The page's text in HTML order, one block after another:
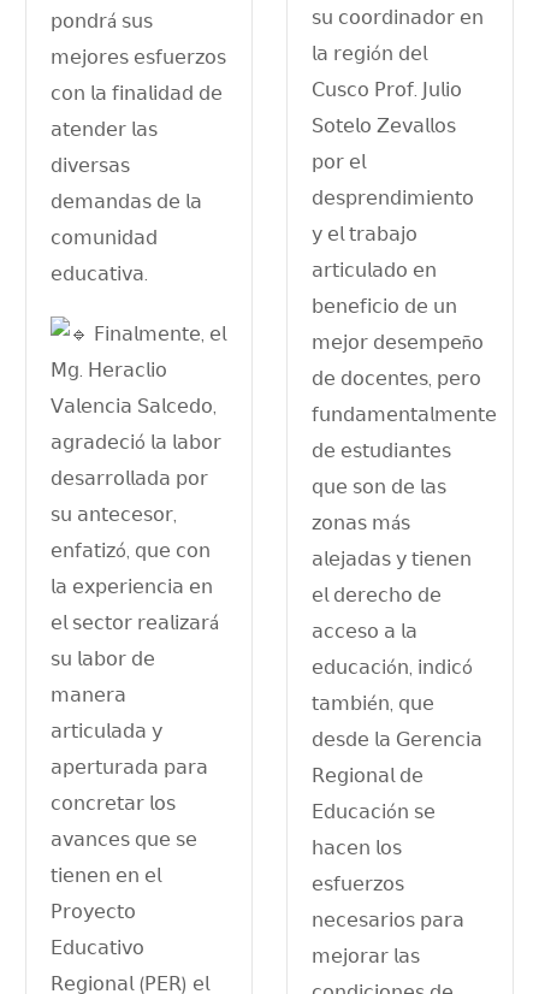
𝗉𝗈𝗇𝖽𝗋á 𝗌𝗎𝗌
𝗆𝖾𝗃𝗈𝗋𝖾𝗌 𝖾𝗌𝖿𝗎𝖾𝗋𝗓𝗈𝗌
𝖼𝗈𝗇 𝗅𝖺 𝖿𝗂𝗇𝖺𝗅𝗂𝖽𝖺𝖽 𝖽𝖾
𝖺𝗍𝖾𝗇𝖽𝖾𝗋 𝗅𝖺𝗌
𝖽𝗂𝗏𝖾𝗋𝗌𝖺𝗌
𝖽𝖾𝗆𝖺𝗇𝖽𝖺𝗌 𝖽𝖾 𝗅𝖺
𝖼𝗈𝗆𝗎𝗇𝗂𝖽𝖺𝖽
𝖾𝖽𝗎𝖼𝖺𝗍𝗂𝗏𝖺.
𝖥𝗂𝗇𝖺𝗅𝗆𝖾𝗇𝗍𝖾, 𝖾𝗅
𝖬𝗀. 𝖧𝖾𝗋𝖺𝖼𝗅𝗂𝗈
𝖵𝖺𝗅𝖾𝗇𝖼𝗂𝖺 𝖲𝖺𝗅𝖼𝖾𝖽𝗈,
𝖺𝗀𝗋𝖺𝖽𝖾𝖼𝗂ó 𝗅𝖺 𝗅𝖺𝖻𝗈𝗋
𝖽𝖾𝗌𝖺𝗋𝗋𝗈𝗅𝗅𝖺𝖽𝖺 𝗉𝗈𝗋
𝗌𝗎 𝖺𝗇𝗍𝖾𝖼𝖾𝗌𝗈𝗋,
𝖾𝗇𝖿𝖺𝗍𝗂𝗓ó, 𝗊𝗎𝖾 𝖼𝗈𝗇
𝗅𝖺 𝖾𝗑𝗉𝖾𝗋𝗂𝖾𝗇𝖼𝗂𝖺 𝖾𝗇
𝖾𝗅 𝗌𝖾𝖼𝗍𝗈𝗋 𝗋𝖾𝖺𝗅𝗂𝗓𝖺𝗋á
𝗌𝗎 𝗅𝖺𝖻𝗈𝗋 𝖽𝖾
𝗆𝖺𝗇𝖾𝗋𝖺
𝖺𝗋𝗍𝗂𝖼𝗎𝗅𝖺𝖽𝖺 𝗒
𝖺𝗉𝖾𝗋𝗍𝗎𝗋𝖺𝖽𝖺 𝗉𝖺𝗋𝖺
𝖼𝗈𝗇𝖼𝗋𝖾𝗍𝖺𝗋 𝗅𝗈𝗌
𝖺𝗏𝖺𝗇𝖼𝖾𝗌 𝗊𝗎𝖾 𝗌𝖾
𝗍𝗂𝖾𝗇𝖾𝗇 𝖾𝗇 𝖾𝗅
𝖯𝗋𝗈𝗒𝖾𝖼𝗍𝗈
𝖤𝖽𝗎𝖼𝖺𝗍𝗂𝗏𝗈
𝖱𝖾𝗀𝗂𝗈𝗇𝖺𝗅 (𝖯𝖤𝖱) 𝖾𝗅
𝗌𝗎 𝖼𝗈𝗈𝗋𝖽𝗂𝗇𝖺𝖽𝗈𝗋 𝖾𝗇
𝗅𝖺 𝗋𝖾𝗀𝗂ó𝗇 𝖽𝖾𝗅
𝖢𝗎𝗌𝖼𝗈 𝖯𝗋𝗈𝖿. 𝖩𝗎𝗅𝗂𝗈
𝖲𝗈𝗍𝖾𝗅𝗈 𝖹𝖾𝗏𝖺𝗅𝗅𝗈𝗌
𝗉𝗈𝗋 𝖾𝗅
𝖽𝖾𝗌𝗉𝗋𝖾𝗇𝖽𝗂𝗆𝗂𝖾𝗇𝗍𝗈
𝗒 𝖾𝗅 𝗍𝗋𝖺𝖻𝖺𝗃𝗈
𝖺𝗋𝗍𝗂𝖼𝗎𝗅𝖺𝖽𝗈 𝖾𝗇
𝖻𝖾𝗇𝖾𝖿𝗂𝖼𝗂𝗈 𝖽𝖾 𝗎𝗇
𝗆𝖾𝗃𝗈𝗋 𝖽𝖾𝗌𝖾𝗆𝗉𝖾ñ𝗈
𝖽𝖾 𝖽𝗈𝖼𝖾𝗇𝗍𝖾𝗌, 𝗉𝖾𝗋𝗈
𝖿𝗎𝗇𝖽𝖺𝗆𝖾𝗇𝗍𝖺𝗅𝗆𝖾𝗇𝗍𝖾
𝖽𝖾 𝖾𝗌𝗍𝗎𝖽𝗂𝖺𝗇𝗍𝖾𝗌
𝗊𝗎𝖾 𝗌𝗈𝗇 𝖽𝖾 𝗅𝖺𝗌
𝗓𝗈𝗇𝖺𝗌 𝗆á𝗌
𝖺𝗅𝖾𝗃𝖺𝖽𝖺𝗌 𝗒 𝗍𝗂𝖾𝗇𝖾𝗇
𝖾𝗅 𝖽𝖾𝗋𝖾𝖼𝗁𝗈 𝖽𝖾
𝖺𝖼𝖼𝖾𝗌𝗈 𝖺 𝗅𝖺
𝖾𝖽𝗎𝖼𝖺𝖼𝗂ó𝗇, 𝗂𝗇𝖽𝗂𝖼ó
𝗍𝖺𝗆𝖻𝗂é𝗇, 𝗊𝗎𝖾
𝖽𝖾𝗌𝖽𝖾 𝗅𝖺 𝖦𝖾𝗋𝖾𝗇𝖼𝗂𝖺
𝖱𝖾𝗀𝗂𝗈𝗇𝖺𝗅 𝖽𝖾
𝖤𝖽𝗎𝖼𝖺𝖼𝗂ó𝗇 𝗌𝖾
𝗁𝖺𝖼𝖾𝗇 𝗅𝗈𝗌
𝖾𝗌𝖿𝗎𝖾𝗋𝗓𝗈𝗌
𝗇𝖾𝖼𝖾𝗌𝖺𝗋𝗂𝗈𝗌 𝗉𝖺𝗋𝖺
𝗆𝖾𝗃𝗈𝗋𝖺𝗋 𝗅𝖺𝗌